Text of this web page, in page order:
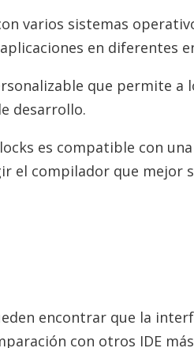
varios sistemas
en diferentes
que permite a
desarrollo.
es compatible con
el compilador que mejor
encontrar que la
con otros IDE